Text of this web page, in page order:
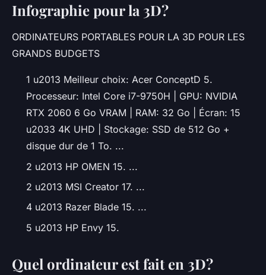
Infographie pour la 3D?
ORDINATEURS PORTABLES POUR LA 3D POUR LES
GRANDS BUDGETS
1 u2013 Meilleur choix: Acer ConceptD 5.
Processeur: Intel Core i7-9750H | GPU: NVIDIA
RTX 2060 6 Go VRAM | RAM: 32 Go | Écran: 15
u2033 4K UHD | Stockage: SSD de 512 Go +
disque dur de 1 To. ...
2 u2013 HP OMEN 15. ...
2 u2013 MSI Creator 17. ...
4 u2013 Razer Blade 15. ...
5 u2013 HP Envy 15.
Quel ordinateur est fait en 3D?